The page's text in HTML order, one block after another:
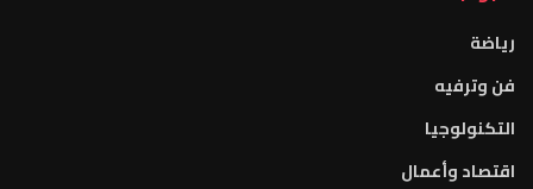
رياضة
فن وترفيه
التكنولوجيا
اقتصاد وأعمال